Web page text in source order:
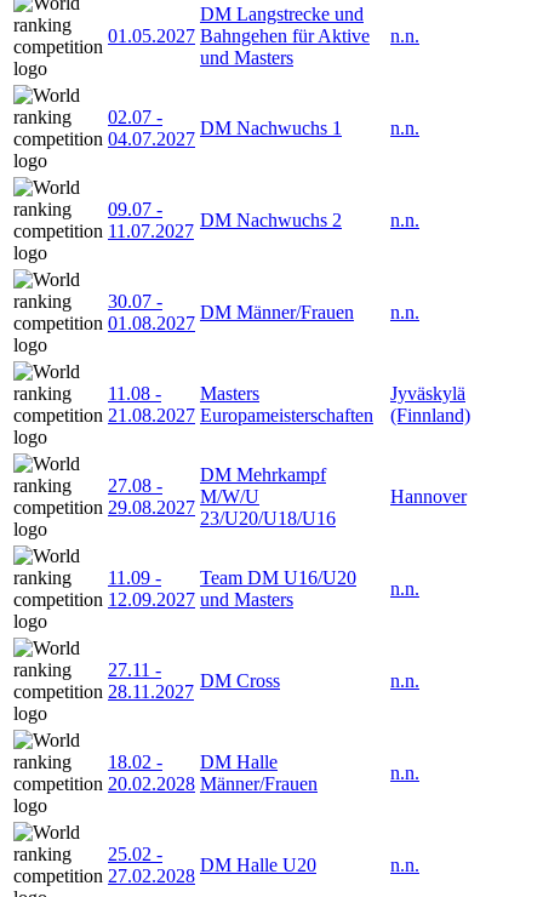
01.05.2027
DM Langstrecke und
Bahngehen für Aktive
und Masters
n.n.
02.07 -
04.07.2027
DM Nachwuchs 1 n.n.
09.07 -
11.07.2027
DM Nachwuchs 2 n.n.
30.07 -
01.08.2027
DM Männer/Frauen n.n.
11.08 -
21.08.2027
Masters
Europameisterschaften
Jyväskylä
(Finnland)
27.08 -
29.08.2027
DM Mehrkampf
M/W/U
23/U20/U18/U16
Hannover
11.09 -
12.09.2027
Team DM U16/U20
und Masters
n.n.
27.11 -
28.11.2027
DM Cross n.n.
18.02 -
20.02.2028
DM Halle
Männer/Frauen
n.n.
25.02 -
27.02.2028
DM Halle U20 n.n.